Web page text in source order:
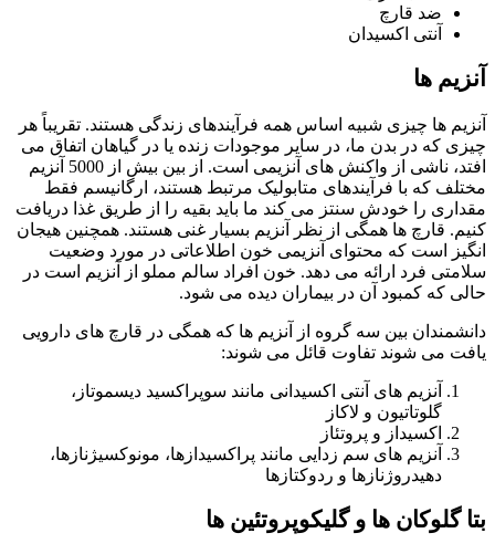
ضد قارچ
آنتی اکسیدان
آنزیم ها
آنزیم ها چیزی شبیه اساس همه فرآیندهای زندگی هستند. تقریباً هر
چیزی که در بدن ما، در سایر موجودات زنده یا در گیاهان اتفاق می
افتد، ناشی از واکنش های آنزیمی است. از بین بیش از 5000 آنزیم
مختلف که با فرآیندهای متابولیک مرتبط هستند، ارگانیسم فقط
مقداری را خودش سنتز می کند ما باید بقیه را از طریق غذا دریافت
کنیم. قارچ ها همگی از نظر آنزیم بسیار غنی هستند. همچنین هیجان
انگیز است که محتوای آنزیمی خون اطلاعاتی در مورد وضعیت
سلامتی فرد ارائه می دهد. خون افراد سالم مملو از آنزیم است در
حالی که کمبود آن در بیماران دیده می شود.
دانشمندان بین سه گروه از آنزیم ها که همگی در قارچ های دارویی
یافت می شوند تفاوت قائل می شوند:
آنزیم های آنتی اکسیدانی مانند سوپراکسید دیسموتاز،
گلوتاتیون و لاکاز
اکسیداز و پروتئاز
آنزیم های سم زدایی مانند پراکسیدازها، مونوکسیژنازها،
دهیدروژنازها و ردوکتازها
بتا گلوکان ها و گلیکوپروتئین ها